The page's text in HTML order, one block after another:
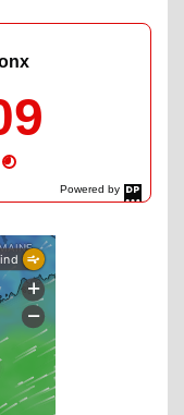
Powered by
DaysPedia.com